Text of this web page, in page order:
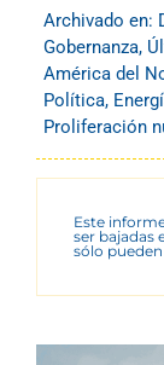
Archivado en:
Gobernanza,
América del
Política,
Proliferación
Este
ser bajadas
sólo